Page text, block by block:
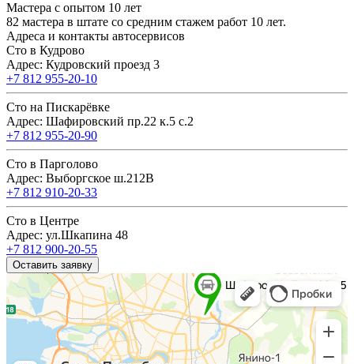
Мастера с опытом 10 лет
82 мастера в штате со средним стажем работ 10 лет.
Адреса и контакты автосервисов
Сто в Кудрово
Адрес: Кудровский проезд 3
+7 812 955-20-10
Сто на Пискарёвке
Адрес: Шафировский пр.22 к.5 с.2
+7 812 955-20-90
Сто в Парголово
Адрес: Выборгское ш.212В
+7 812 910-20-33
Сто в Центре
Адрес: ул.Шкапина 48
+7 812 900-20-55
Оставить заявку